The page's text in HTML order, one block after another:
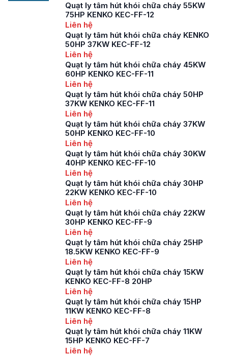
Quạt ly tâm hút khói chữa cháy 55KW
75HP KENKO KEC-FF-12
Liên hệ
Quạt ly tâm hút khói chữa cháy KENKO
50HP 37KW KEC-FF-12
Liên hệ
Quạt ly tâm hút khói chữa cháy 45KW
60HP KENKO KEC-FF-11
Liên hệ
Quạt ly tâm hút khói chữa cháy 50HP
37KW KENKO KEC-FF-11
Liên hệ
Quạt ly tâm hút khói chữa cháy 37KW
50HP KENKO KEC-FF-10
Liên hệ
Quạt ly tâm hút khói chữa cháy 30KW
40HP KENKO KEC-FF-10
Liên hệ
Quạt ly tâm hút khói chữa cháy 30HP
22KW KENKO KEC-FF-10
Liên hệ
Quạt ly tâm hút khói chữa cháy 22KW
30HP KENKO KEC-FF-9
Liên hệ
Quạt ly tâm hút khói chữa cháy 25HP
18.5KW KENKO KEC-FF-9
Liên hệ
Quạt ly tâm hút khói chữa cháy 15KW
KENKO KEC-FF-8 20HP
Liên hệ
Quạt ly tâm hút khói chữa cháy 15HP
11KW KENKO KEC-FF-8
Liên hệ
Quạt ly tâm hút khói chữa cháy 11KW
15HP KENKO KEC-FF-7
Liên hệ